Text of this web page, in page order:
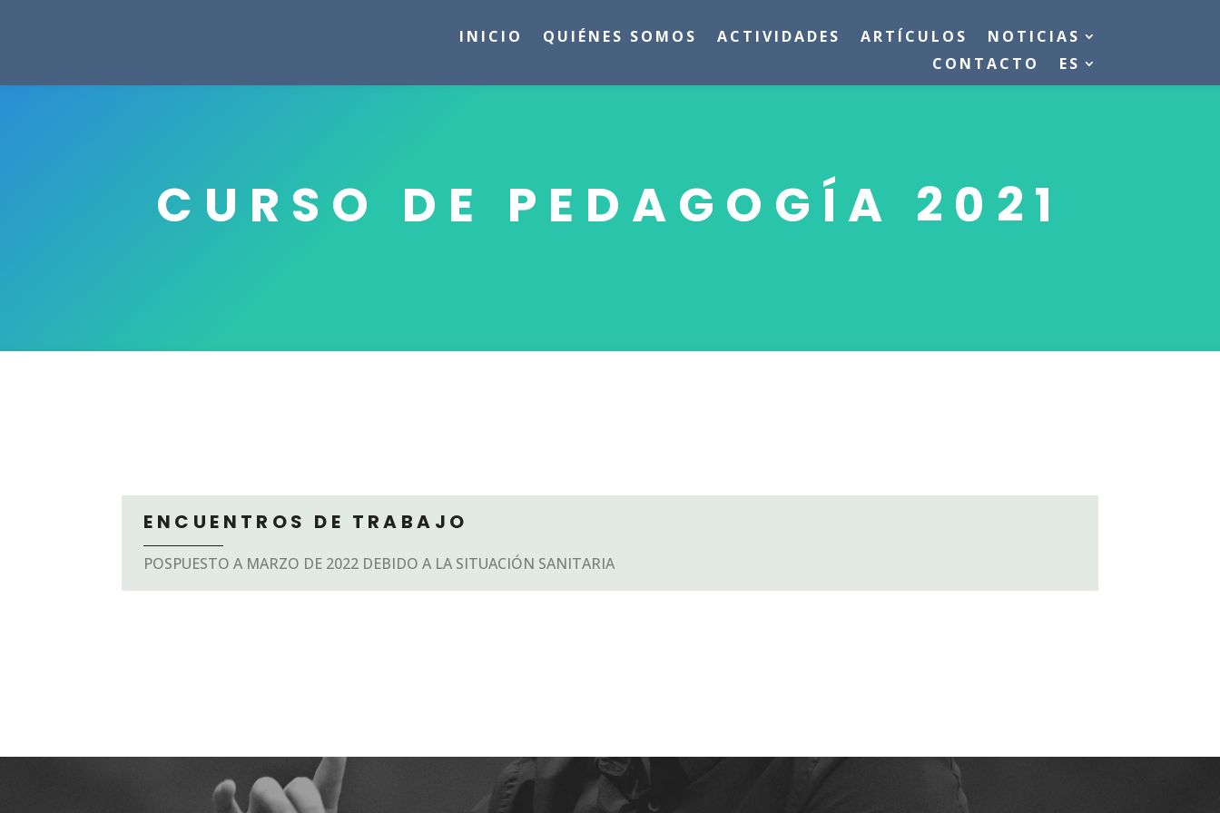
INICIO QUIÉNES SOMOS ACTIVIDADES ARTÍCULOS
NOTICIAS
CONTACTO
ES
CURSO DE PEDAGOGÍA 2021
ENCUENTROS DE TRABAJO
POSPUESTO A MARZO DE 2022 DEBIDO A LA SITUACIÓN SANITARIA